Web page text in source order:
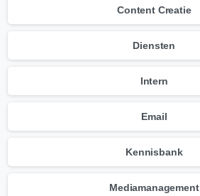
Content Creatie
Diensten
Intern
Email
Kennisbank
Mediamanagement